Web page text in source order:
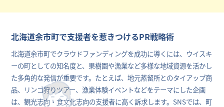
北海道余市町で支援者を惹きつけるPR戦略術
北海道余市町でクラウドファンディングを成功に導くには、ウイスキ
ーの町としての知名度と、果樹園や漁業など多様な地域資源を活かし
た多角的な発信が重要です。たとえば、地元蒸留所とのタイアップ商
品、リンゴ狩りツアー、漁業体験イベントなどをテーマにした企画
は、観光志向・食文化志向の支援者に高く訴求します。SNSでは、町